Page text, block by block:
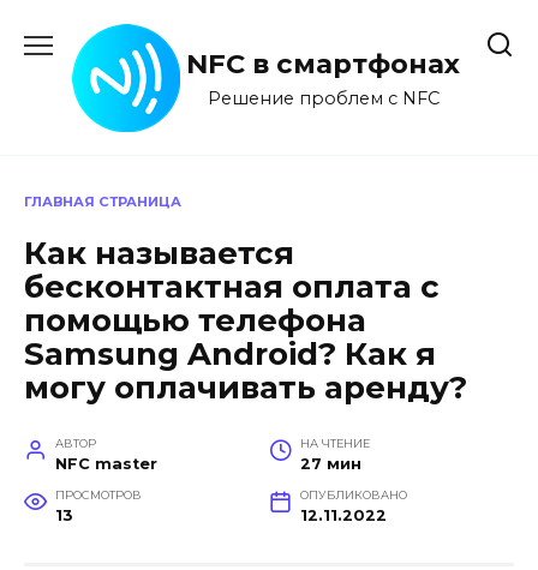
содержанию
NFC в смартфонах
Решение проблем с NFC
ГЛАВНАЯ СТРАНИЦА
Как называется
бесконтактная оплата с
помощью телефона
Samsung Android? Как я
могу оплачивать аренду?
АВТОР
NFC master
НА ЧТЕНИЕ
27 мин
ПРОСМОТРОВ
13
ОПУБЛИКОВАНО
12.11.2022